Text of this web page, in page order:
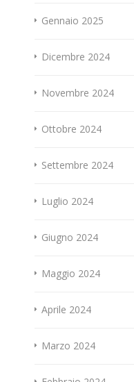
Gennaio 2025
Dicembre 2024
Novembre 2024
Ottobre 2024
Settembre 2024
Luglio 2024
Giugno 2024
Maggio 2024
Aprile 2024
Marzo 2024